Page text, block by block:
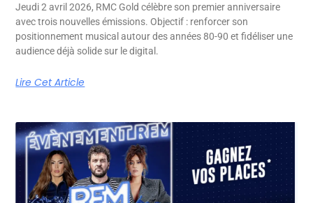
Jeudi 2 avril 2026, RMC Gold célèbre son premier anniversaire
avec trois nouvelles émissions. Objectif : renforcer son
positionnement musical autour des années 80-90 et fidéliser une
audience déjà solide sur le digital.
Lire Cet Article